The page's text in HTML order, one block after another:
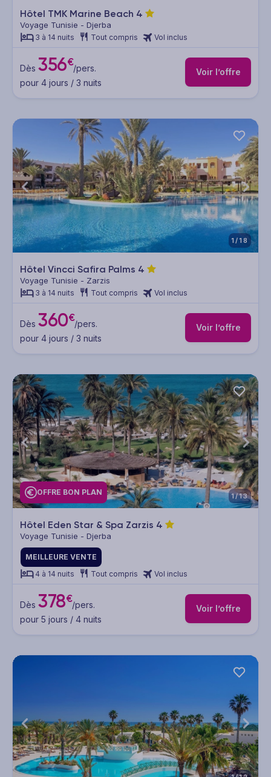
Hôtel TMK Marine Beach 4
Voyage Tunisie - Djerba
3 à 14 nuits Tout compris Vol inclus
Dès 356€/pers.
pour 4 jours / 3 nuits
Voir l’offre
1/18
Hôtel Vincci Safira Palms 4
Voyage Tunisie - Zarzis
3 à 14 nuits Tout compris Vol inclus
Dès 360€/pers.
pour 4 jours / 3 nuits
Voir l’offre
OFFRE BON PLAN 1/13
Hôtel Eden Star & Spa Zarzis 4
Voyage Tunisie - Djerba
MEILLEURE VENTE
4 à 14 nuits
Tout compris Vol inclus
Dès 378€/pers.
pour 5 jours / 4 nuits
Voir l’offre